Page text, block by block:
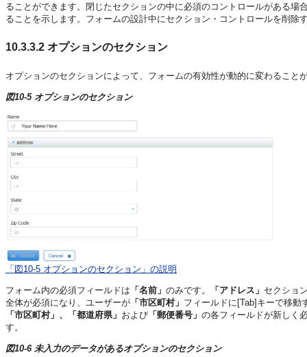
ることができます。閉じたセクションの中に必須のコントロールがある
ることを示します。フォームの設計中にセクション・コントロールを削
10.3.3.2 オプションのセクション
オプションのセクションによって、フォームの有効性が動的に変わるこ
図10-5 オプションのセクション
「図10-5 オプションのセクション」の説明
フォーム内の必須フィールドは 「名前」 のみです。 「アドレス」 セクショ
全体が必須になり、ユーザーが 「市区町村」 フィールドに[Tab]キーで移動
「市区町村」、「都道府県」 および 「郵便番号」 の各フィールドが新しく
す。
図10-6 未入力のデータがあるオプションのセクション